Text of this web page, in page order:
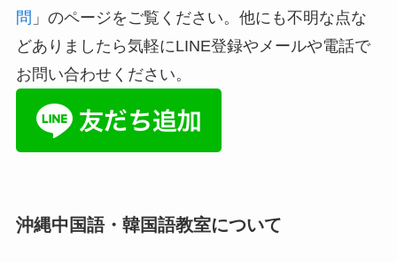
問 」のページをご覧ください。他にも不明な点な
どありましたら気軽にLINE登録やメールや電話で
お問い合わせください。
沖縄中国語・韓国語教室について